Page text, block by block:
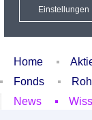
Xetra Realtime
Home
Fonds
News
Einstellungen